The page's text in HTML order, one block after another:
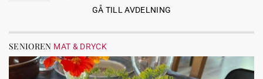
GÅ TILL AVDELNING
SENIOREN MAT & DRYCK